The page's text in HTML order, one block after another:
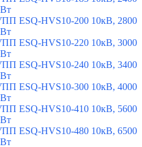
ESQ-HVS10-200 10кВ, 2800
ESQ-HVS10-220 10кВ, 3000
ESQ-HVS10-240 10кВ, 3400
ESQ-HVS10-300 10кВ, 4000
ESQ-HVS10-410 10кВ, 5600
ESQ-HVS10-480 10кВ, 6500